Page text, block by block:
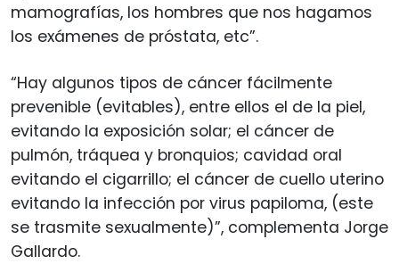
mamografías, los hombres que nos hagamos
los exámenes de próstata, etc”.
“Hay algunos tipos de cáncer fácilmente
prevenible (evitables), entre ellos el de la piel,
evitando la exposición solar; el cáncer de
pulmón, tráquea y bronquios; cavidad oral
evitando el cigarrillo; el cáncer de cuello uterino
evitando la infección por virus papiloma, (este
se trasmite sexualmente)”, complementa Jorge
Gallardo.